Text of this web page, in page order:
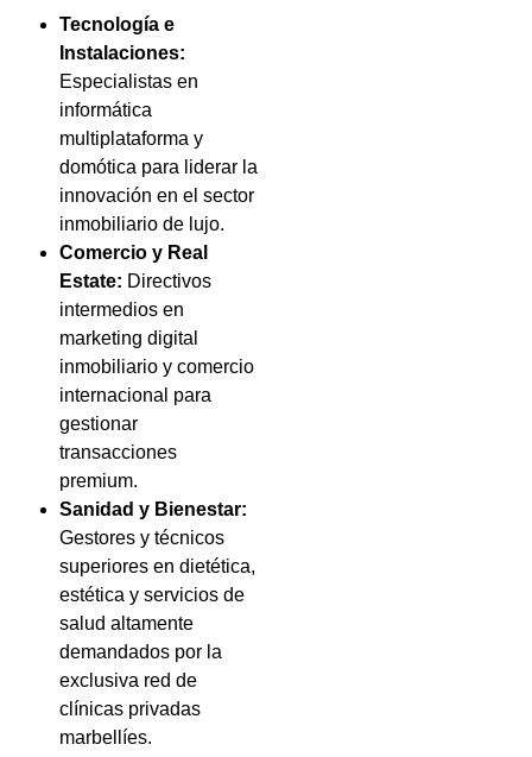
Tecnología e
Instalaciones:
Especialistas en
informática
multiplataforma y
domótica para liderar la
innovación en el sector
inmobiliario de lujo.
Comercio y Real
Estate: Directivos
intermedios en
marketing digital
inmobiliario y comercio
internacional para
gestionar
transacciones
premium.
Sanidad y Bienestar:
Gestores y técnicos
superiores en dietética,
estética y servicios de
salud altamente
demandados por la
exclusiva red de
clínicas privadas
marbellíes.